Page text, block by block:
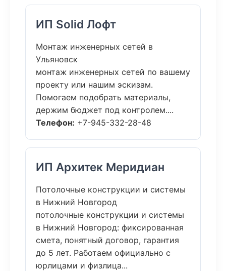
ИП Solid Лофт
Монтаж инженерных сетей в
Ульяновск
монтаж инженерных сетей по вашему
проекту или нашим эскизам.
Помогаем подобрать материалы,
держим бюджет под контролем....
Телефон: +7-945-332-28-48
ИП Архитек Меридиан
Потолочные конструкции и системы
в Нижний Новгород
потолочные конструкции и системы
в Нижний Новгород: фиксированная
смета, понятный договор, гарантия
до 5 лет. Работаем официально с
юрлицами и физлица...